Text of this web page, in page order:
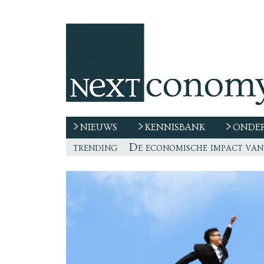
NIEUWS KENNISBANK
trending “De echte vraag is waar
Freelancer, teken niet
De race naar extern talent
De economische impact